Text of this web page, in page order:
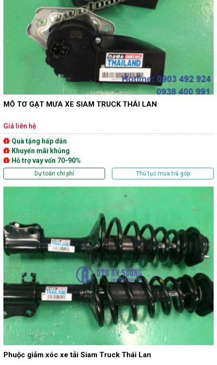
MÔ TƠ GẠT MƯA XE SIAM TRUCK THÁI LAN
Giá liên hệ
Quà tặng hấp dẫn
Khuyến mãi khủng
Hỗ trợ vay vốn 70-90%
Dự toán chi phí Thủ tục mua trả góp
Phuộc giảm xóc xe tải Siam Truck Thái Lan